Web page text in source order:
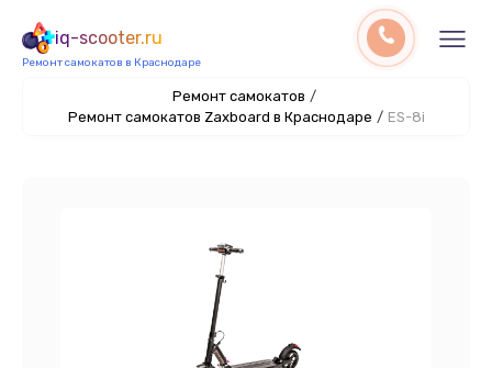
iq-scooter.ru
Ремонт самокатов в Краснодаре
Ремонт самокатов /
Ремонт самокатов Zaxboard в Краснодаре / ES-8i